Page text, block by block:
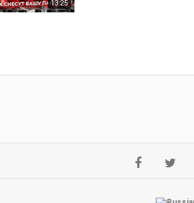
13:25